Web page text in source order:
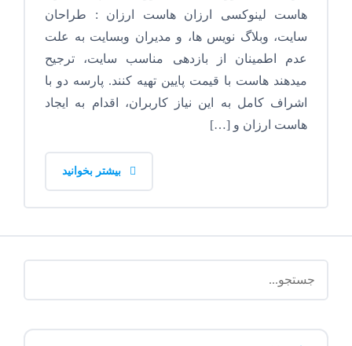
هاست لینوکسی ارزان هاست ارزان : طراحان
سایت، وبلاگ نویس ها، و مدیران وبسایت به علت
عدم اطمینان از بازدهی مناسب سایت، ترجیح
میدهند هاست با قیمت پایین تهیه کنند. پارسه دو با
اشراف کامل به این نیاز کاربران، اقدام به ایجاد
هاست ارزان و […]